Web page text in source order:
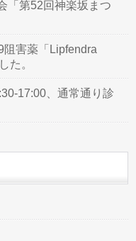
「第52回神楽坂まつ
害薬「Lipfendra
た。
17:00、通常通り診